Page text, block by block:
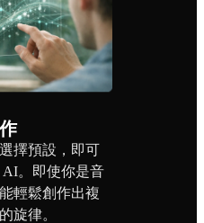
擇預設，即可
。即使你是音
輕鬆創作出複
旋律。